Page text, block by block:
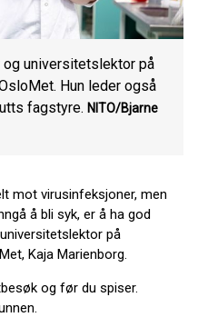
og universitetslektor på
Hun leder også
fagstyre. NITO/Bjarne
mot virusinfeksjoner, men
å bli syk, er å ha god
på
Kaja Marienborg.
og før du spiser.